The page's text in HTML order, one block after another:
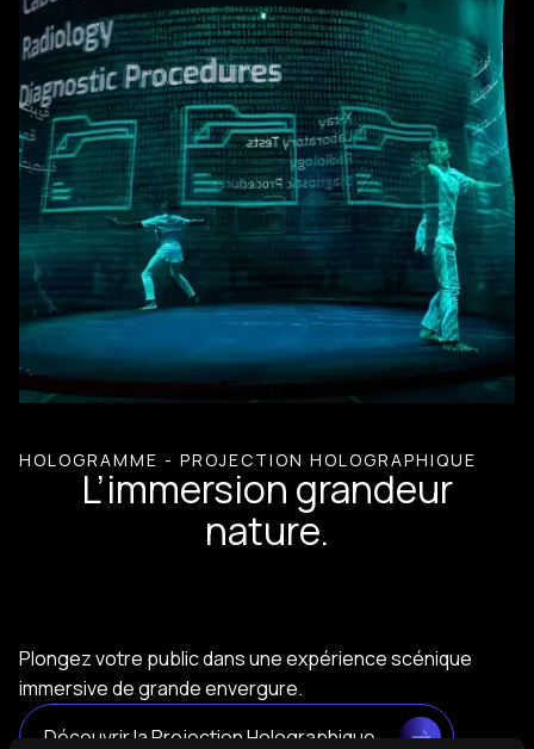
HOLOGRAMME - PROJECTION HOLOGRAPHIQUE
L’immersion grandeur
nature.
Plongez votre public dans une expérience scénique
immersive de grande envergure.
Découvrir la Projection Holographique